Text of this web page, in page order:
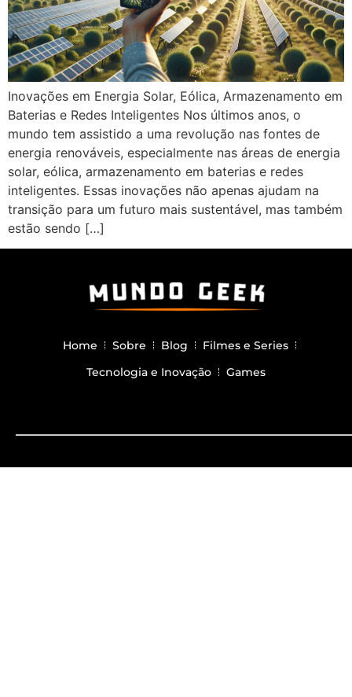
Inovações em Energia Solar, Eólica, Armazenamento em
Baterias e Redes Inteligentes Nos últimos anos, o
mundo tem assistido a uma revolução nas fontes de
energia renováveis, especialmente nas áreas de energia
solar, eólica, armazenamento em baterias e redes
inteligentes. Essas inovações não apenas ajudam na
transição para um futuro mais sustentável, mas também
estão sendo […]
Home Sobre Blog
Filmes e Series
Tecnologia e Inovação
Games